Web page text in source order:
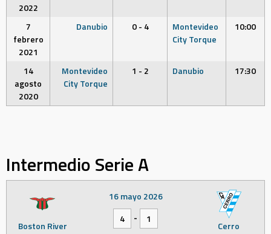
2022
7
febrero
2021
Danubio 0 - 4
Montevideo
City Torque
10:00
14
agosto
2020
Montevideo
City Torque
1 - 2 Danubio 17:30
Intermedio Serie A
Boston River Cerro
16 mayo 2026
4
-
1